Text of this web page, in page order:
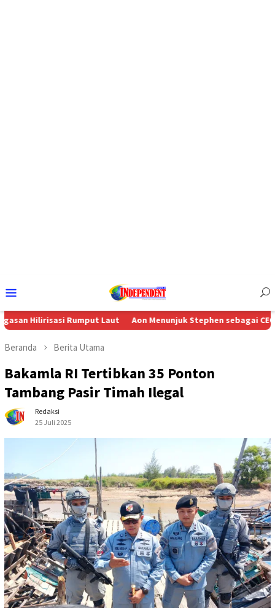
Mobile
Rumput Laut Aon Menunjuk Stephen sebagai CEO untuk
Beranda Berita Utama
Bakamla RI Tertibkan 35 Ponton
Tambang Pasir Timah Ilegal
Redaksi
25 Juli 2025